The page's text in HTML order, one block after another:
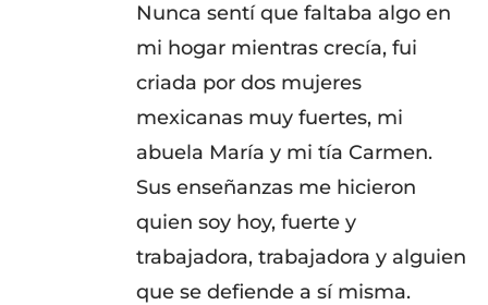
Nunca sentí que faltaba algo en
mi hogar mientras crecía, fui
criada por dos mujeres
mexicanas muy fuertes, mi
abuela María y mi tía Carmen.
Sus enseñanzas me hicieron
quien soy hoy, fuerte y
trabajadora, trabajadora y alguien
que se defiende a sí misma.